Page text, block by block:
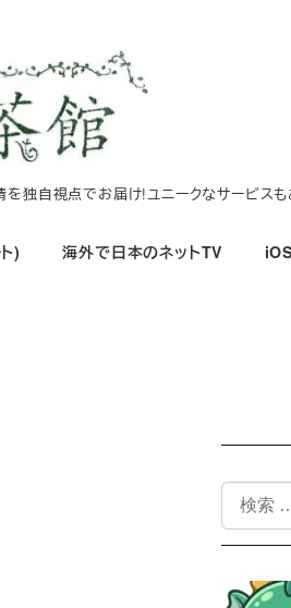
を独自視点でお届け!ユニークなサービスも
) 海外で日本のネットTV
索